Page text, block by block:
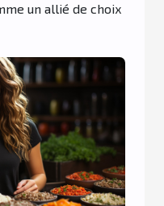
un allié de choix